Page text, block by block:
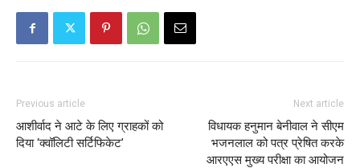
Previous article
आशीर्वाद ने आटे के लिए ग्राहकों को
दिया ‘क्‍वॉलिटी सर्टिफिकेट’
Next article
विधायक हनुमान बेनीवाल ने सीएम
भजनलाल को पत्र प्रेषित करके
आरएएस मुख्य परीक्षा का आयोजन